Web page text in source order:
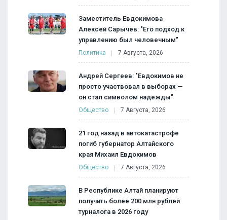
Заместитель Евдокимова
Алексей Сарычев: "Его подход к
управлению был человечным"
Политика 7 Августа, 2026
Андрей Сергеев: "Евдокимов не
просто участвовал в выборах —
он стал символом надежды"
Общество 7 Августа, 2026
21 год назад в автокатастрофе
погиб губернатор Алтайского
края Михаил Евдокимов
Общество 7 Августа, 2026
В Республике Алтай планируют
получить более 200 млн рублей
турналога в 2026 году